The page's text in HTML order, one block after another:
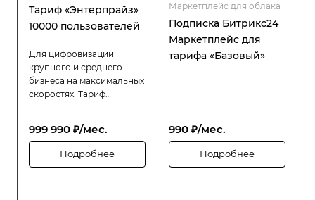
Тариф «Энтерпрайз»
10000 пользователей
Для цифровизации
крупного и среднего
бизнеса на максимальных
скоростях. Тариф
для компаний с большой
сотрудников (до 10000
999 990 ₽/мес.
Подробнее
Маркетплейс для облака
Подписка Битрикс24
Маркетплейс для
тарифа «Базовый»
990 ₽/мес.
Подробнее